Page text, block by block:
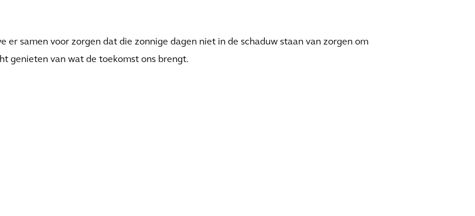
samen voor zorgen dat die zonnige dagen niet in de schaduw staan van zorgen om
genieten van wat de toekomst ons brengt.